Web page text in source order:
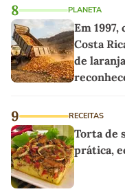
8 PLANETA
Em
Costa
de
9 RECEITAS
Torta de
prática,